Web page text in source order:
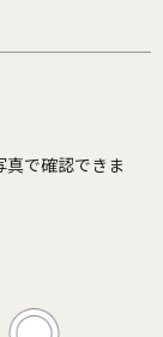
で確認できま